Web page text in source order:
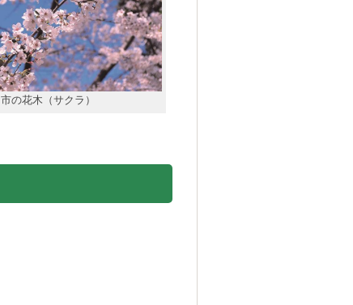
市の花木（サクラ）